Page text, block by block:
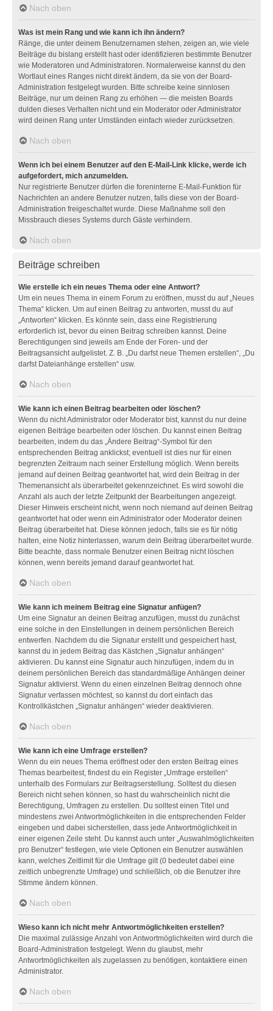
Nach oben
Was ist mein Rang und wie kann ich ihn ändern?
Ränge, die unter deinem Benutzernamen stehen, zeigen an, wie viele
Beiträge du bislang erstellt hast oder identifizieren bestimmte Benutzer
wie Moderatoren und Administratoren. Normalerweise kannst du den
Wortlaut eines Ranges nicht direkt ändern, da sie von der Board-
Administration festgelegt wurden. Bitte schreibe keine sinnlosen
Beiträge, nur um deinen Rang zu erhöhen — die meisten Boards
dulden dieses Verhalten nicht und ein Moderator oder Administrator
wird deinen Rang unter Umständen einfach wieder zurücksetzen.
Nach oben
Wenn ich bei einem Benutzer auf den E-Mail-Link klicke, werde ich
aufgefordert, mich anzumelden.
Nur registrierte Benutzer dürfen die foreninterne E-Mail-Funktion für
Nachrichten an andere Benutzer nutzen, falls diese von der Board-
Administration freigeschaltet wurde. Diese Maßnahme soll den
Missbrauch dieses Systems durch Gäste verhindern.
Nach oben
Beiträge schreiben
Wie erstelle ich ein neues Thema oder eine Antwort?
Um ein neues Thema in einem Forum zu eröffnen, musst du auf „Neues
Thema“ klicken. Um auf einen Beitrag zu antworten, musst du auf
„Antworten“ klicken. Es könnte sein, dass eine Registrierung
erforderlich ist, bevor du einen Beitrag schreiben kannst. Deine
Berechtigungen sind jeweils am Ende der Foren- und der
Beitragsansicht aufgelistet. Z. B. „Du darfst neue Themen erstellen“, „Du
darfst Dateianhänge erstellen“ usw.
Nach oben
Wie kann ich einen Beitrag bearbeiten oder löschen?
Wenn du nicht Administrator oder Moderator bist, kannst du nur deine
eigenen Beiträge bearbeiten oder löschen. Du kannst einen Beitrag
bearbeiten, indem du das „Ändere Beitrag“-Symbol für den
entsprechenden Beitrag anklickst; eventuell ist dies nur für einen
begrenzten Zeitraum nach seiner Erstellung möglich. Wenn bereits
jemand auf deinen Beitrag geantwortet hat, wird dein Beitrag in der
Themenansicht als überarbeitet gekennzeichnet. Es wird sowohl die
Anzahl als auch der letzte Zeitpunkt der Bearbeitungen angezeigt.
Dieser Hinweis erscheint nicht, wenn noch niemand auf deinen Beitrag
geantwortet hat oder wenn ein Administrator oder Moderator deinen
Beitrag überarbeitet hat. Diese können jedoch, falls sie es für nötig
halten, eine Notiz hinterlassen, warum dein Beitrag überarbeitet wurde.
Bitte beachte, dass normale Benutzer einen Beitrag nicht löschen
können, wenn bereits jemand darauf geantwortet hat.
Nach oben
Wie kann ich meinem Beitrag eine Signatur anfügen?
Um eine Signatur an deinen Beitrag anzufügen, musst du zunächst
eine solche in den Einstellungen in deinem persönlichen Bereich
entwerfen. Nachdem du die Signatur erstellt und gespeichert hast,
kannst du in jedem Beitrag das Kästchen „Signatur anhängen“
aktivieren. Du kannst eine Signatur auch hinzufügen, indem du in
deinem persönlichen Bereich das standardmäßige Anhängen deiner
Signatur aktivierst. Wenn du einen einzelnen Beitrag dennoch ohne
Signatur verfassen möchtest, so kannst du dort einfach das
Kontrollkästchen „Signatur anhängen“ wieder deaktivieren.
Nach oben
Wie kann ich eine Umfrage erstellen?
Wenn du ein neues Thema eröffnest oder den ersten Beitrag eines
Themas bearbeitest, findest du ein Register „Umfrage erstellen“
unterhalb des Formulars zur Beitragserstellung. Solltest du diesen
Bereich nicht sehen können, so hast du wahrscheinlich nicht die
Berechtigung, Umfragen zu erstellen. Du solltest einen Titel und
mindestens zwei Antwortmöglichkeiten in die entsprechenden Felder
eingeben und dabei sicherstellen, dass jede Antwortmöglichkeit in
einer eigenen Zeile steht. Du kannst auch unter „Auswahlmöglichkeiten
pro Benutzer“ festlegen, wie viele Optionen ein Benutzer auswählen
kann, welches Zeitlimit für die Umfrage gilt (0 bedeutet dabei eine
zeitlich unbegrenzte Umfrage) und schließlich, ob die Benutzer ihre
Stimme ändern können.
Nach oben
Wieso kann ich nicht mehr Antwortmöglichkeiten erstellen?
Die maximal zulässige Anzahl von Antwortmöglichkeiten wird durch die
Board-Administration festgelegt. Wenn du glaubst, mehr
Antwortmöglichkeiten als zugelassen zu benötigen, kontaktiere einen
Administrator.
Nach oben